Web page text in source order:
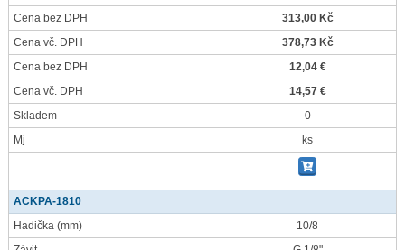
Cena bez DPH
313,00 Kč
Cena vč. DPH
378,73 Kč
Cena bez DPH
12,04 €
Cena vč. DPH
14,57 €
Skladem
0
Mj
ks
ACKPA-1810
Hadička (mm)
10/8